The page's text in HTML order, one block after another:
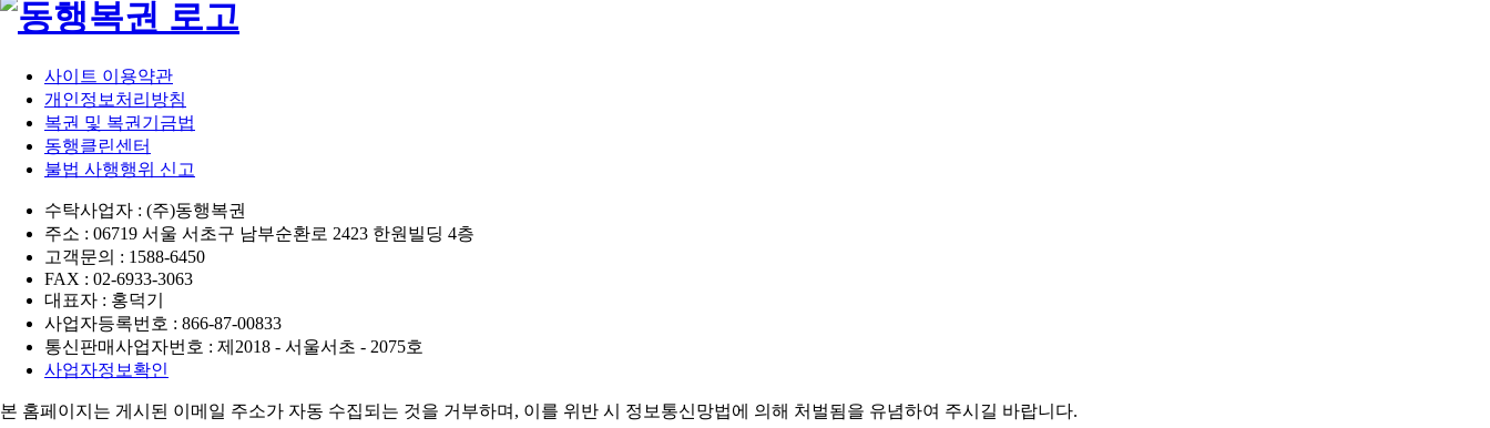
사이트 이용약관
개인정보처리방침
복권 및 복권기금법
동행클린센터
불법 사행행위 신고
수탁사업자 : (주)동행복권
주소 : 06719 서울 서초구 남부순환로 2423 한원빌딩 4층
고객문의 : 1588-6450
FAX : 02-6933-3063
대표자 : 홍덕기
사업자등록번호 : 866-87-00833
통신판매사업자번호 : 제2018 - 서울서초 - 2075호
사업자정보확인
본 홈페이지는 게시된 이메일 주소가 자동 수집되는 것을 거부하며, 이를 위반 시 정보통신망법에 의해 처벌됨을 유념하여 주시길 바랍니다.